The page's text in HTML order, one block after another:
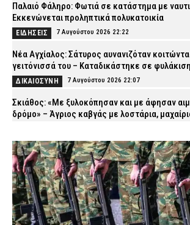
Παλαιό Φάληρο: Φωτιά σε κατάστημα με
Εκκενώνεται προληπτικά πολυκατοικία
ΕΙΔΗΣΕΙΣ 7 Αυγούστου 2026 22:22
Νέα Αγχίαλος: Σάτυρος αυνανιζόταν
γειτόνισσά του – Καταδικάστηκε σε φυλάκιση
ΔΙΚΑΙΟΣΥΝΗ 7 Αυγούστου 2026 22:07
Σκιάθος: «Με ξυλοκόπησαν και με άφησαν
δρόμο» – Άγριος καβγάς με λοστάρια,
Εξαφάνιση 15χρονου στην Αθήνα: Τι
Παιδιού»
ΕΙΔΗΣΕΙΣ 7 Αυγούστου 2026 21:39
Συνελήφθησαν σε Καβάλα και
για ναρκωτικά και λαθραίο καπνό